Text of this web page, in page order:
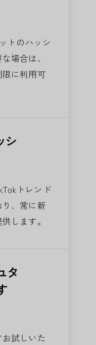
トのハッシ
場合は、
に利用可
シ
トレンド
、常に新
します。
タ
試しいた